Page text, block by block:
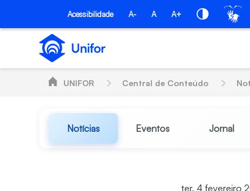
Pular para o Conteúdo principal
Acessibilidade A- A A+
UNIFOR Central de Conteúdo
Notícias Eventos Jornal
ter, 4 fevereiro